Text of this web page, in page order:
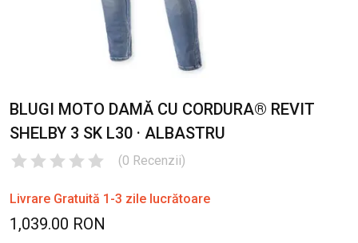
BLUGI MOTO DAMĂ CU CORDURA® REVIT
SHELBY 3 SK L30 · ALBASTRU
(0 Recenzii)
Livrare Gratuită 1-3 zile lucrătoare
1,039.00 RON